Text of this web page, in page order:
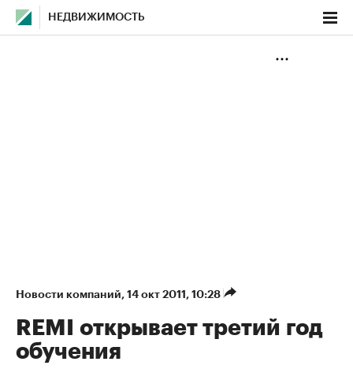
НЕДВИЖИМОСТЬ
Новости компаний⁠, 14 окт 2011, 10:28
REMI открывает третий год
обучения